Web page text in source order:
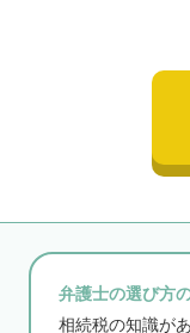
弁護士の選び方
相続税の知識が